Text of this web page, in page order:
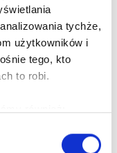
tychże,
użytkowników i
tego, kto
to robi.
do kilku metrów